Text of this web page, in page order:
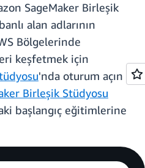
SageMaker Birleşik
alan adlarının
Bölgelerinde
keşfetmek için
'nda oturum açın
Birleşik Stüdyosu
başlangıç eğitimlerine